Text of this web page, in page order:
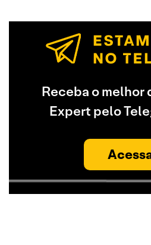
Receba o melhor
Expert pelo